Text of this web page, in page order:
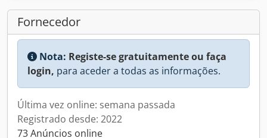
Fornecedor
Nota: Registe-se gratuitamente ou faça
login, para aceder a todas as informações.
Última vez online: semana passada
Registrado desde: 2022
73 Anúncios online